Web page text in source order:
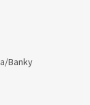
Banky